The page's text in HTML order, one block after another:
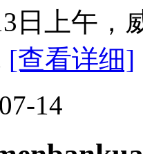
日上午，
[查看详细]
14